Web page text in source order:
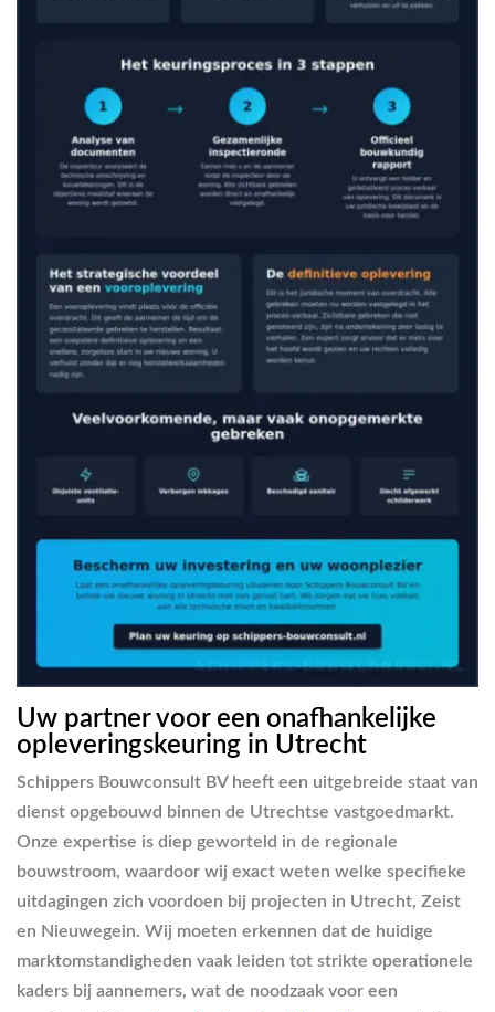
Uw partner voor een onafhankelijke
opleveringskeuring in Utrecht
Schippers Bouwconsult BV heeft een uitgebreide staat van
dienst opgebouwd binnen de Utrechtse vastgoedmarkt.
Onze expertise is diep geworteld in de regionale
bouwstroom, waardoor wij exact weten welke specifieke
uitdagingen zich voordoen bij projecten in Utrecht, Zeist
en Nieuwegein. Wij moeten erkennen dat de huidige
marktomstandigheden vaak leiden tot strikte operationele
kaders bij aannemers, wat de noodzaak voor een